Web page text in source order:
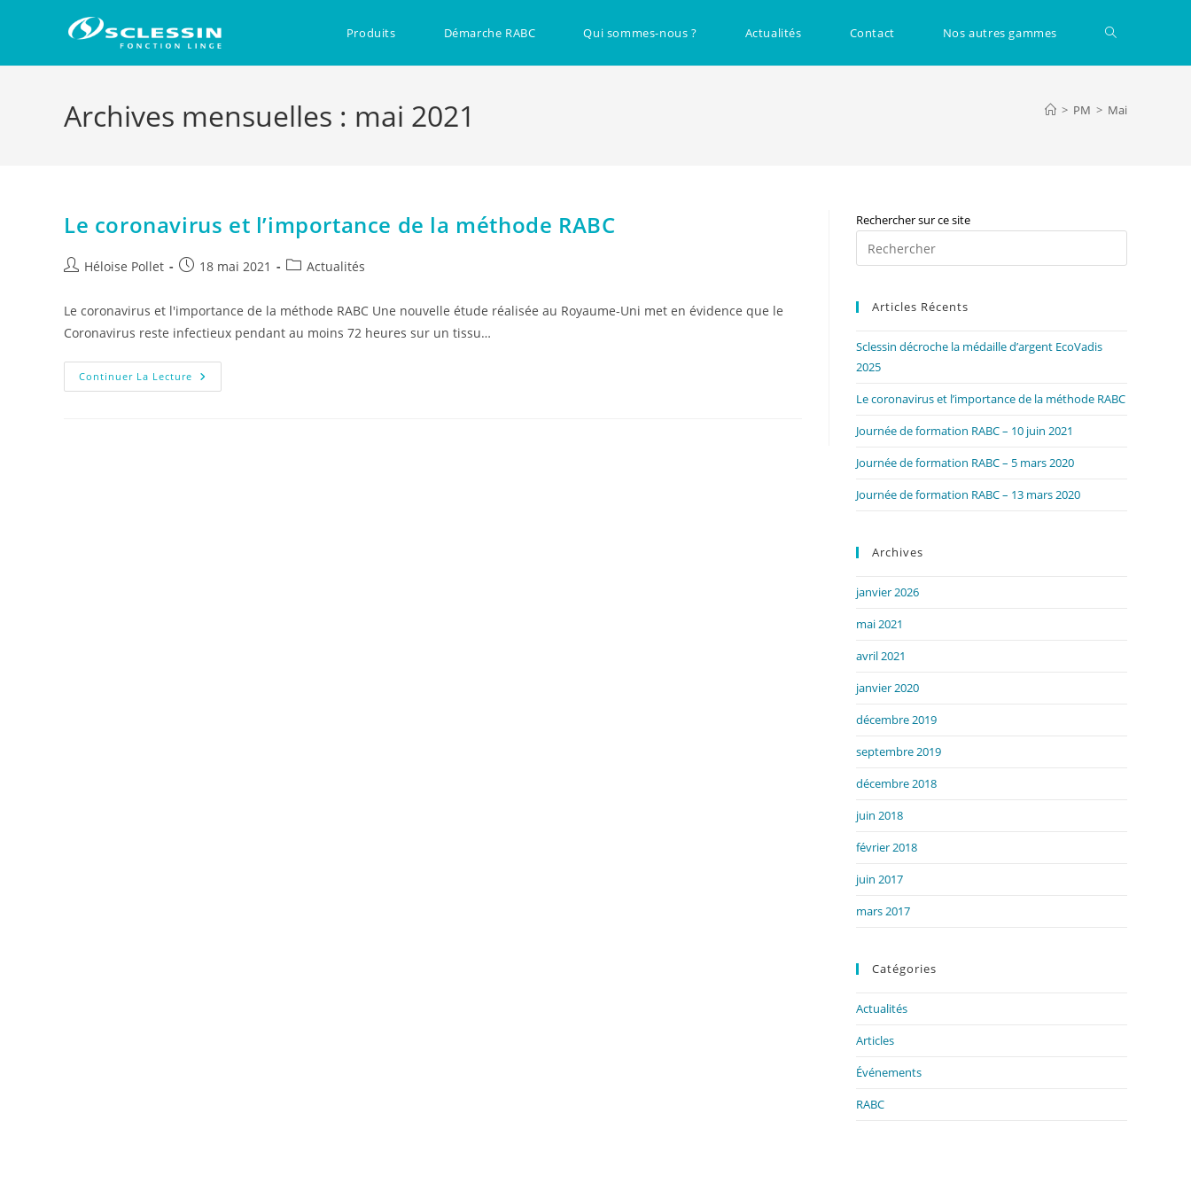
Produits Démarche RABC Qui sommes-nous ? Actualités Contact Nos autres gammes Toggle
Archives mensuelles : mai 2021 > PM > Mai
Le coronavirus et l’importance de la méthode RABC
Auteur/autrice
la
publication :
Héloise Pollet
Publication
18 mai 2021
PostActualités
Le coronavirus et l'importance de la méthode RABC Une nouvelle étude réalisée au Royaume-Uni met en évidence que le
Coronavirus reste infectieux pendant au moins 72 heures sur un tissu…
Continuer La Lecture Le
Coronavirus
Rechercher sur ce site
Escape
Articles Récents
Sclessin décroche la médaille d’argent EcoVadis
2025
Le coronavirus et l’importance de la méthode RABC
Journée de formation RABC – 10 juin 2021
Journée de formation RABC – 5 mars 2020
Journée de formation RABC – 13 mars 2020
Archives
janvier 2026
mai 2021
avril 2021
janvier 2020
décembre 2019
septembre 2019
décembre 2018
juin 2018
février 2018
juin 2017
mars 2017
Catégories
Actualités
Articles
Événements
RABC